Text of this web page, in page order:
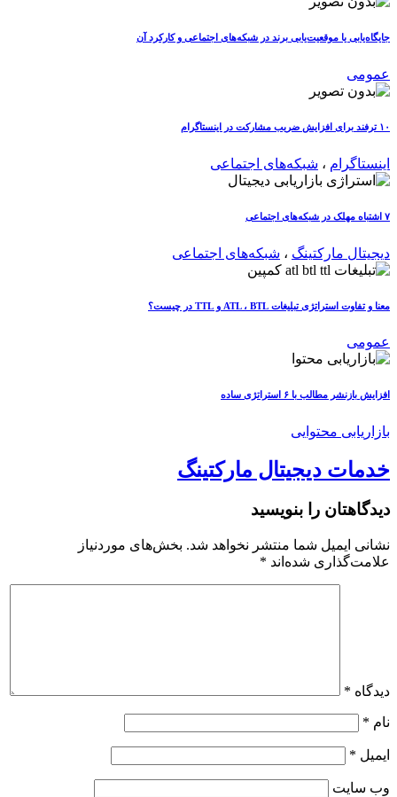
جایگاه‌یابی یا موقعیت‌یابی برند در شبکه‌های اجتماعی و کارکرد آن
عمومی
۱۰ ترفند برای افزایش ضریب مشارکت در اینستاگرام
اینستاگرام ، شبکه‌های اجتماعی
۷ اشتباه مهلک در شبکه‌های اجتماعی
دیجیتال مارکتینگ ، شبکه‌های اجتماعی
معنا و تفاوت استراتژی تبلیغات ATL ، BTL و TTL در چیست؟
عمومی
افزایش بازنشر مطالب با ۶ استراتژی ساده
بازاریابی محتوایی
خدمات دیجیتال مارکتینگ
دیدگاهتان را بنویسید
نشانی ایمیل شما منتشر نخواهد شد. بخش‌های موردنیاز
علامت‌گذاری شده‌اند *
دیدگاه *
نام *
ایمیل *
وب‌ سایت